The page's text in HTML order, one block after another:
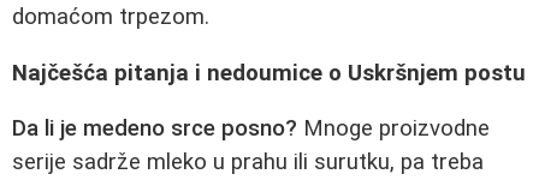
domaćom trpezom.
Najčešća pitanja i nedoumice o Uskršnjem postu
Da li je medeno srce posno? Mnoge proizvodne
serije sadrže mleko u prahu ili surutku, pa treba